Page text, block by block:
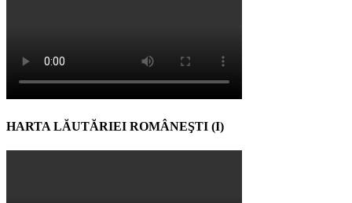
HARTA LĂUTĂRIEI ROMÂNEŞTI (I)